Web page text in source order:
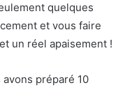
quelques
et vous faire
un réel apaisement !
avons préparé 10